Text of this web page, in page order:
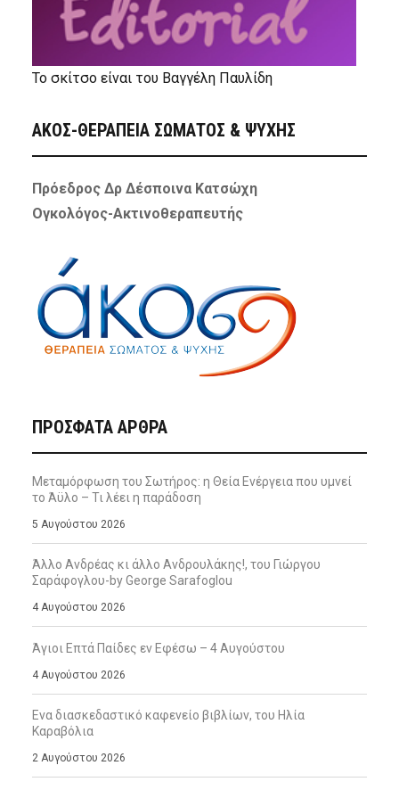
Το σκίτσο είναι του Βαγγέλη Παυλίδη
ΑΚΟΣ-ΘΕΡΑΠΕΙΑ ΣΩΜΑΤΟΣ & ΨΥΧΗΣ
Πρόεδρος Δρ Δέσποινα Κατσώχη
Ογκολόγος-Ακτινοθεραπευτής
ΠΡΌΣΦΑΤΑ ΆΡΘΡΑ
Μεταμόρφωση του Σωτήρος: η Θεία Ενέργεια που υμνεί
το Άϋλο – Τι λέει η παράδοση
5 Αυγούστου 2026
Άλλο Ανδρέας κι άλλο Ανδρουλάκης!, του Γιώργου
Σαράφογλου-by George Sarafoglou
4 Αυγούστου 2026
Άγιοι Επτά Παίδες εν Εφέσω – 4 Αυγούστου
4 Αυγούστου 2026
Ενα διασκεδαστικό καφενείο βιβλίων, του Ηλία
Καραβόλια
2 Αυγούστου 2026